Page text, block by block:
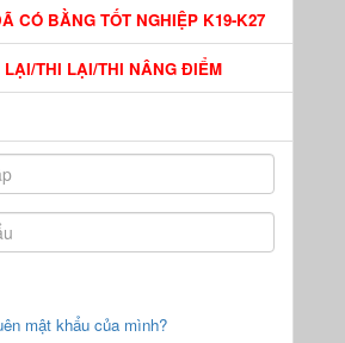
CÓ BẰNG TỐT NGHIỆP K19-K27
THI LẠI/THI NÂNG ĐIỂM
mật khẩu của mình?